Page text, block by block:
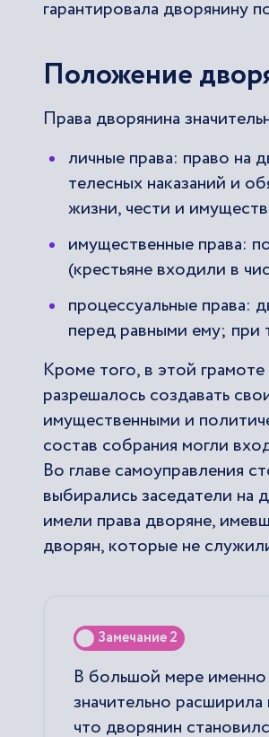
гарантировала дворянину
Положение
Права дворянина
личные права: право на
телесных наказаний и
жизни, чести и
имущественные права:
(крестьяне входили в
процессуальные права:
перед равными ему; при
Кроме того, в этой
разрешалось создавать
имущественными и
состав собрания могли
Во главе самоуправления
выбирались заседатели на
имели права дворяне,
дворян, которые не
Замечание 2
В большой мере именно
значительно
что дворянин